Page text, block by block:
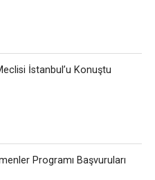
İstanbul’u Konuştu
Programı Başvuruları